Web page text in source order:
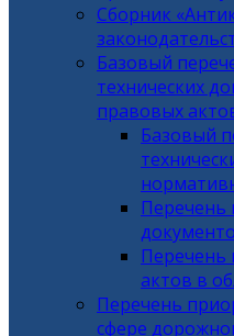
Сборник
Базовый
технических
правовых
Базовый
Перечень
Перечень
актов в
Перечень
сфере